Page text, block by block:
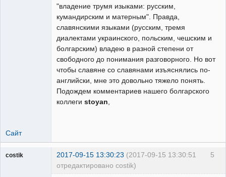
"владение трумя изыками: русским,
кумандирским и матерным". Правда,
славянскими языками (русским, тремя
диалектами украинского, польским, чешским и
болгарским) владею в разной степени от
свободного до понимания разговорного. Но вот
чтобы славяне со славянами изъяснялись по-
английски, мне это довольно тяжело понять.
Подождем комментариев нашего болгарского
коллеги stoyan
Сайт
5
costik 2017-09-15 13:30:23 (2017-09-15 13:30:51
отредактировано costik)